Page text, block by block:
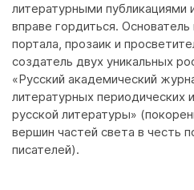
литературными
вправе гордиться.
портала, прозаик и
создатель двух уникальных
«Русский академический
литературных периодических
русской литературы»
вершин частей света в честь
писателей).